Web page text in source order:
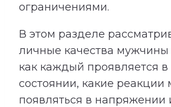
ограничениями.
В этом разделе
личные качества
как каждый проявляется
состоянии, какие реакции
появляться в напряжении